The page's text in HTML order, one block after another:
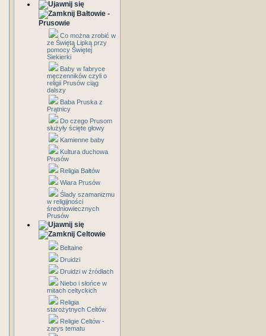
Bałtowie -
Prusowie
Co można zrobić w
ze Świętą Lipką przy
pomocy Świętej
Siekierki
Baby w fabryce
męczenników czyli o
religii Prusów ciąg
dalszy
Baba Pruska z
Prątnicy
Do czego Prusom
służyły ścięte głowy
Kamienne baby
Kultura duchowa
Prusów
Religia Bałtów
Wiara Prusów
Ślady szamanizmu
w religijności
średniowiecznych
Prusów
Celtowie
Beltaine
Druidzi
Druidzi w źródłach
Niebo i słońce w
mitach celtyckich
Religia
starożytnych Celtów
Religie Celtów -
zarys tematu